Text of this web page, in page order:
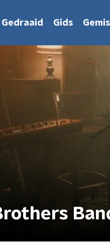
Gedraaid Gids